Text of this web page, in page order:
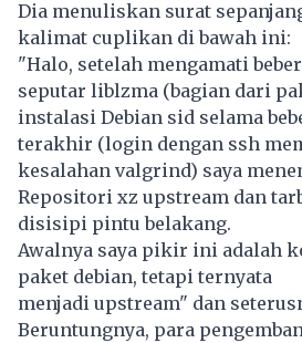
Dia menuliskan surat
kalimat cuplikan di bawah ini:
"Halo, setelah mengamati
seputar liblzma (bagian dari
instalasi Debian sid selama
terakhir (login dengan ssh
kesalahan valgrind) saya
Repositori xz upstream dan
disisipi pintu belakang.
Awalnya saya pikir ini adalah
paket debian, tetapi ternyata
menjadi upstream" dan
Beruntungnya, para